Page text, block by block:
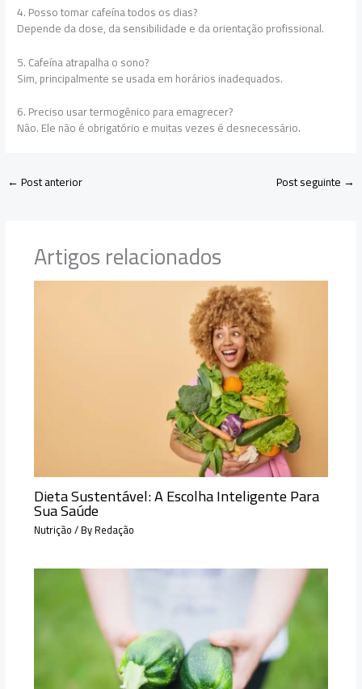
4. Posso tomar cafeína todos os dias?
Depende da dose, da sensibilidade e da orientação profissional.
5. Cafeína atrapalha o sono?
Sim, principalmente se usada em horários inadequados.
6. Preciso usar termogênico para emagrecer?
Não. Ele não é obrigatório e muitas vezes é desnecessário.
←Post anterior Post seguinte →
Artigos relacionados
Dieta Sustentável: A Escolha Inteligente Para
Sua Saúde
Nutrição/ ByRedação